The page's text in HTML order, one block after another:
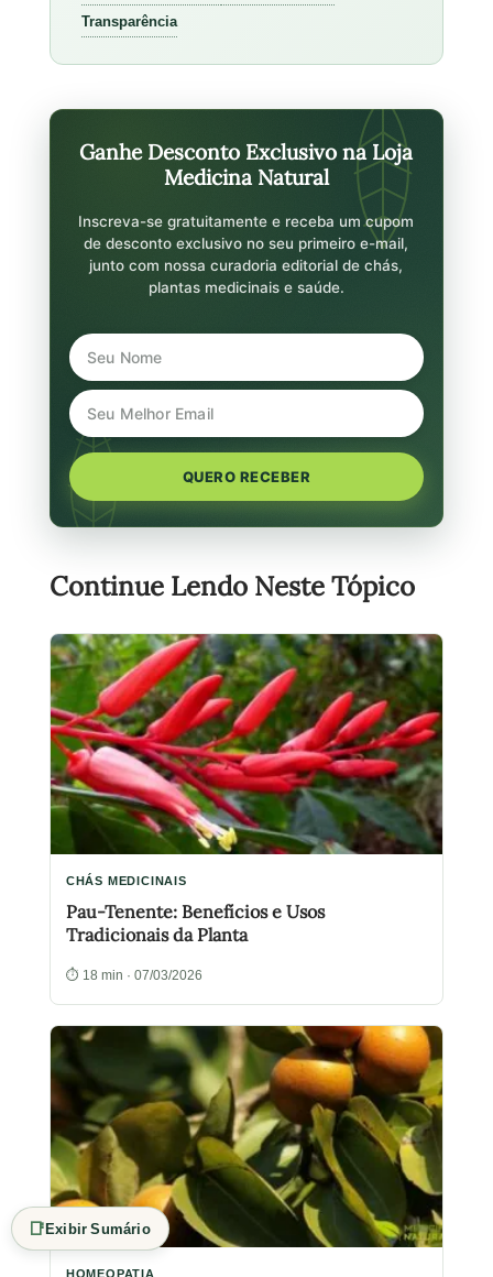
Transparência
Ganhe Desconto Exclusivo na Loja
Medicina Natural
Inscreva-se gratuitamente e receba um cupom
de desconto exclusivo no seu primeiro e-mail,
junto com nossa curadoria editorial de chás,
plantas medicinais e saúde.
QUERO RECEBER
Continue Lendo Neste Tópico
CHÁS MEDICINAIS
Pau-Tenente: Benefícios e Usos
Tradicionais da Planta
⏱ 18 min · 07/03/2026
HOMEOPATIA
📑Exibir Sumário